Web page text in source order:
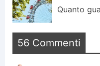
Quanto
56 Commenti